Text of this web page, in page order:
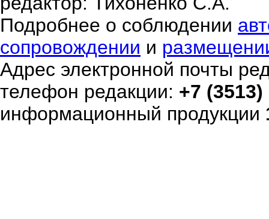
Подробнее о соблюдении
сопровождении и
Адрес электронной почты
телефон редакции: +7
информационный продукции